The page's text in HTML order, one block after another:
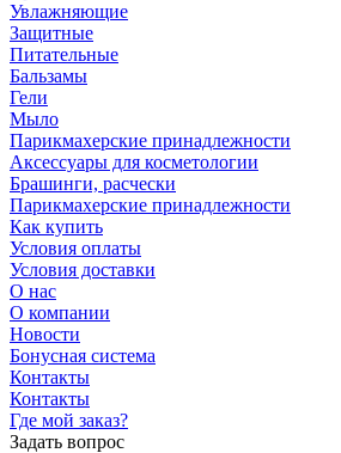
Увлажняющие
Защитные
Питательные
Бальзамы
Гели
Мыло
Парикмахерские принадлежности
Аксессуары для косметологии
Брашинги, расчески
Парикмахерские принадлежности
Как купить
Условия оплаты
Условия доставки
О нас
О компании
Новости
Бонусная система
Контакты
Контакты
Где мой заказ?
Задать вопрос